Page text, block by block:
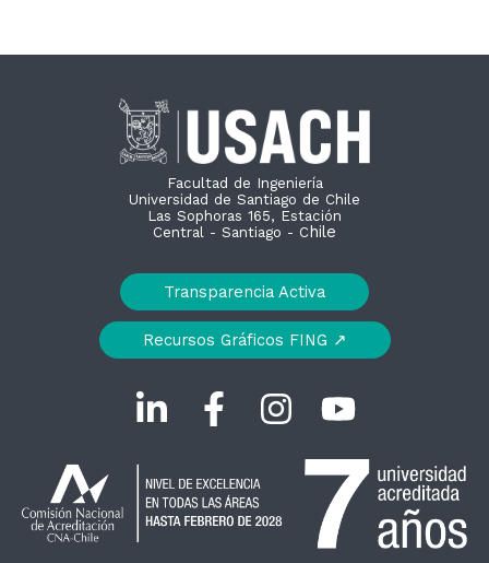
Facultad de Ingeniería
Universidad de Santiago de Chile
Las Sophoras 165, Estación
Central - Santiago - C hile
Transparencia Activa
Recursos Gráficos FING ↗︎